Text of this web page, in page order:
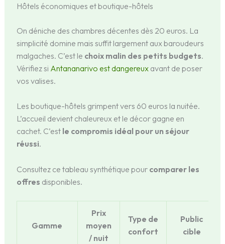
Hôtels économiques et boutique-hôtels
On déniche des chambres décentes dès 20 euros. La
simplicité domine mais suffit largement aux baroudeurs
malgaches. C’est le choix malin des petits budgets.
Vérifiez si Antananarivo est dangereuxavant de poser
vos valises.
Les boutique-hôtels grimpent vers 60 euros la nuitée.
L’accueil devient chaleureux et le décor gagne en
cachet. C’est le compromis idéal pour un séjour
réussi.
Consultez ce tableau synthétique pour comparer les
offres disponibles.
Gamme
Prix
moyen
/ nuit
Type de
confort
Public
cible